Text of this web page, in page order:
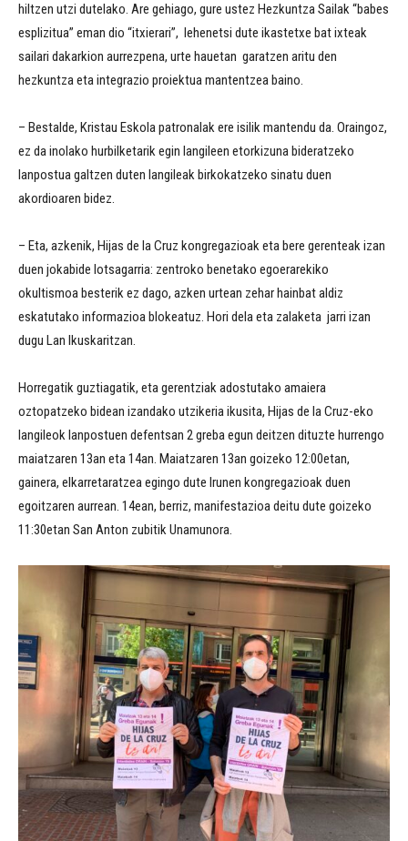
hiltzen utzi dutelako. Are gehiago, gure ustez Hezkuntza Sailak “babes
esplizitua” eman dio “itxierari”, lehenetsi dute ikastetxe bat ixteak
sailari dakarkion aurrezpena, urte hauetan garatzen aritu den
hezkuntza eta integrazio proiektua mantentzea baino.
– Bestalde, Kristau Eskola patronalak ere isilikmantendu da. Oraingoz,
ez da inolako hurbilketarik egin langileen etorkizuna bideratzeko
lanpostua galtzen duten langileak birkokatzeko sinatu duen
akordioaren bidez.
– Eta, azkenik, Hijas de la Cruz kongregazioak eta bere gerenteak izan
duen jokabide lotsagarria: zentroko benetako egoerarekiko
okultismoa besterik ez dago, azken urtean zehar hainbat aldiz
eskatutako informazioa blokeatuz. Hori dela eta zalaketa jarri izan
dugu Lan Ikuskaritzan.
Horregatik guztiagatik, eta gerentziak adostutako amaiera
oztopatzeko bidean izandako utzikeria ikusita, Hijas de la Cruz-eko
langileok lanpostuen defentsan 2 greba egun deitzen dituzte hurrengo
maiatzaren 13an eta 14an. Maiatzaren 13an goizeko 12:00etan,
gainera, elkarretaratzea egingo dute Irunen kongregazioak duen
egoitzaren aurrean. 14ean, berriz, manifestazioa deitu dute goizeko
11:30etan San Anton zubitik Unamunora.